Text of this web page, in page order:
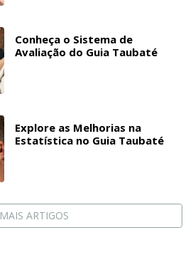
Conheça o Sistema de
Avaliação do Guia Taubaté
Explore as Melhorias na
Estatística no Guia Taubaté
MAIS ARTIGOS